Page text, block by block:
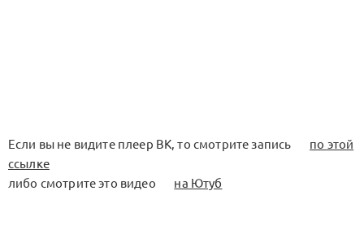
Если вы не видите плеер ВК, то смотрите запись
по этой
ссылке
либо смотрите это видео
на Ютуб